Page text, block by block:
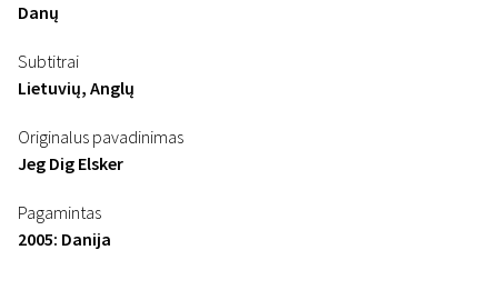
Danų
Subtitrai
Lietuvių, Anglų
Originalus pavadinimas
Jeg Dig Elsker
Pagamintas
2005: Danija